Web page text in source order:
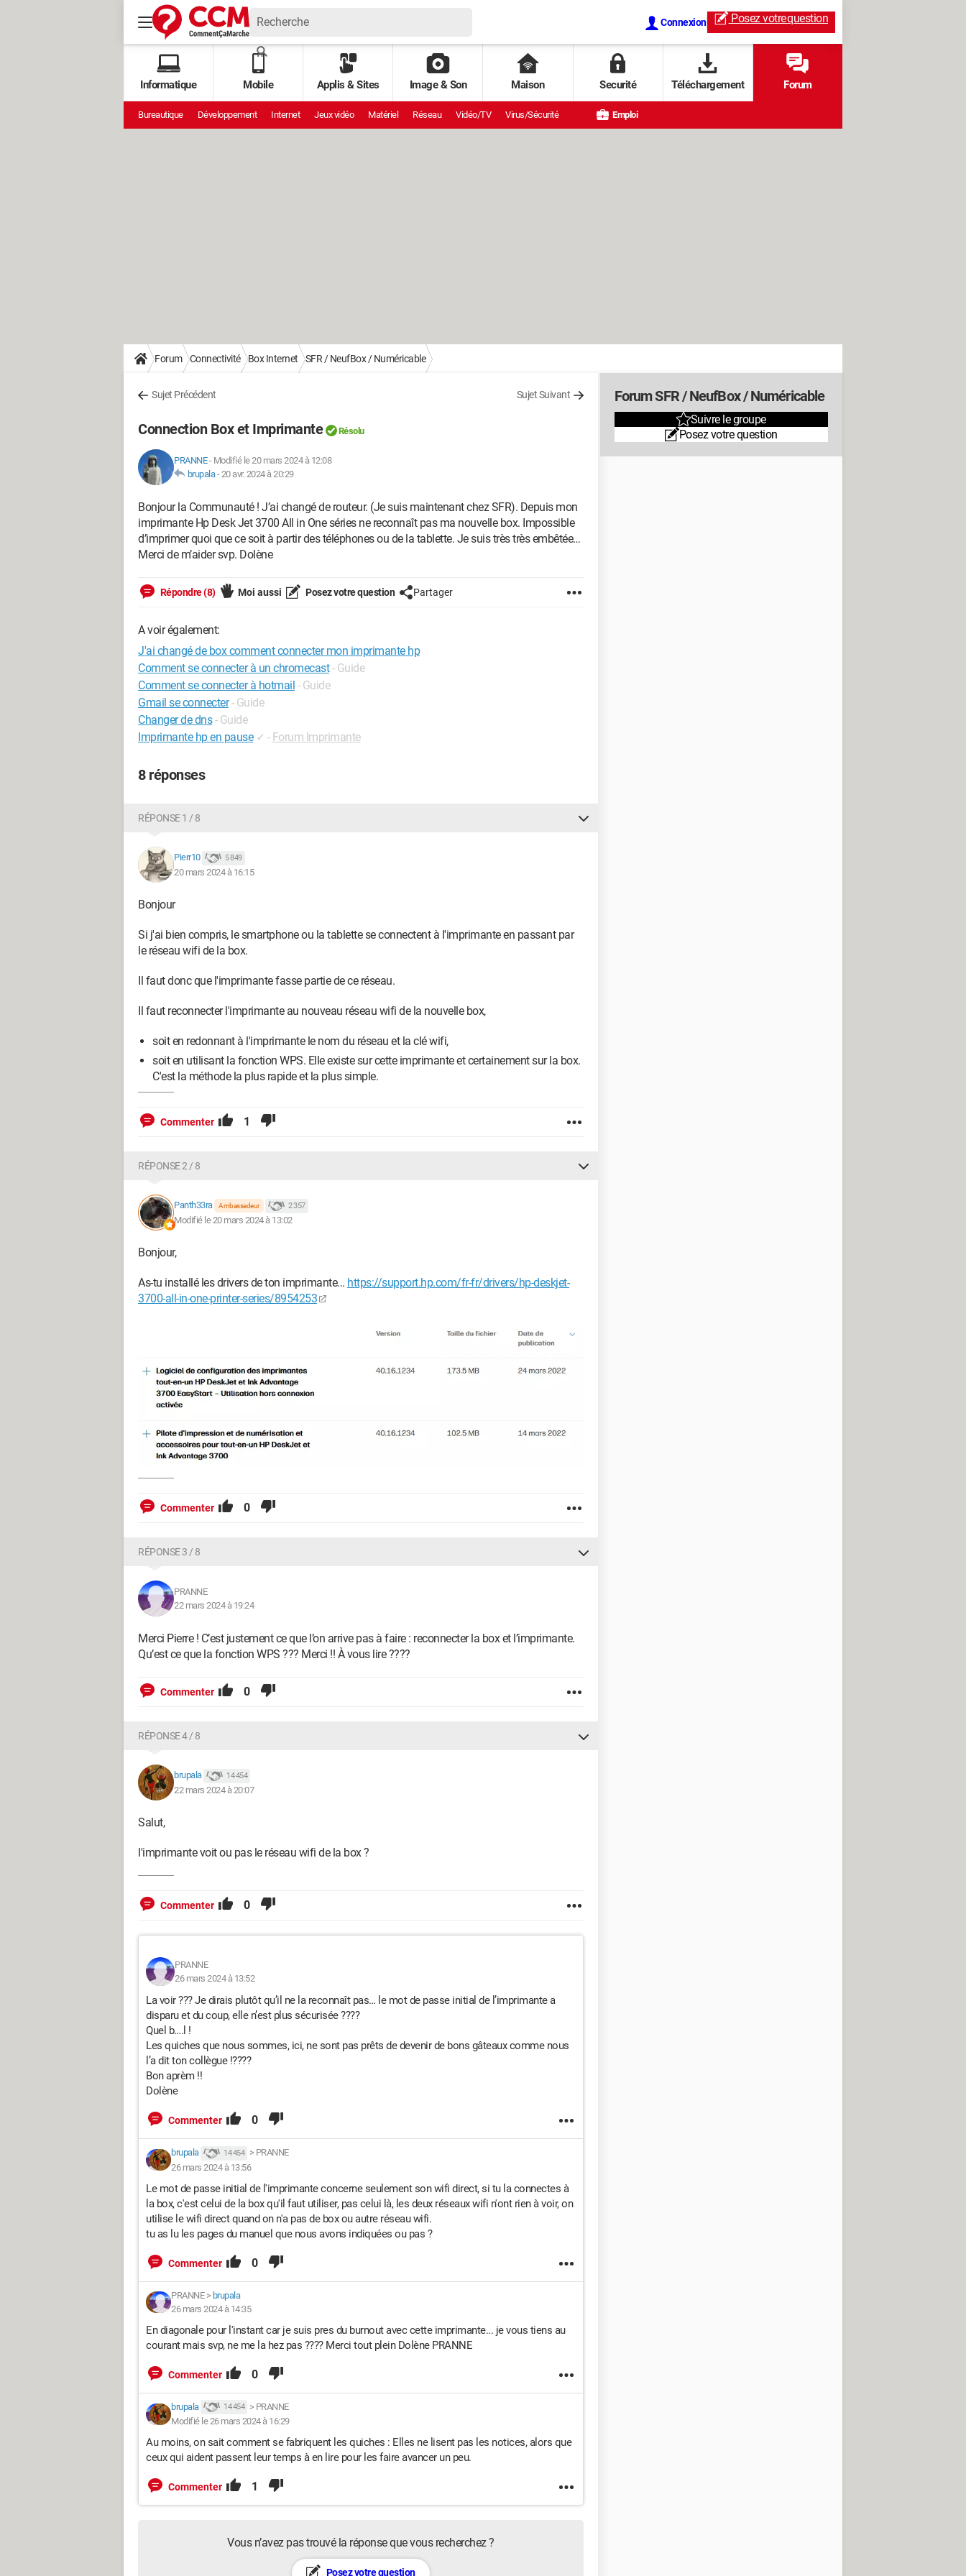
Connexion Posez votrequestion
Informatique Mobile Applis & Sites Image & Son Maison Securité Téléchargement Forum
Bureautique Développement Internet Jeux vidéo Matériel Réseau Vidéo/TV Virus/Sécurité Emploi
Forum Connectivité Box Internet SFR / NeufBox / Numéricable
Sujet Précédent Sujet Suivant
Connection Box et Imprimante Résolu
PRANNE- Modifié le 20 mars 2024 à 12:08
brupala-20 avr. 2024 à 20:29
Bonjour la Communauté ! J’ai changé de routeur. (Je suis maintenant chez SFR). Depuis mon
imprimante Hp Desk Jet 3700 All in One séries ne reconnaît pas ma nouvelle box. Impossible
d’imprimer quoi que ce soit à partir des téléphones ou de la tablette. Je suis très très embêtée…
Merci de m’aider svp. Dolène
Répondre (8) Moi aussi Posez votre question Partager
A voir également:
J'ai changé de box comment connecter mon imprimante hp
Comment se connecter à un chromecast - Guide
Comment se connecter à hotmail - Guide
Gmail se connecter - Guide
Changer de dns - Guide
Imprimante hp en pause ✓ - Forum Imprimante
8 réponses
RÉPONSE 1 / 8
Pierr10 5 849
20 mars 2024 à 16:15
Bonjour
Si j'ai bien compris, le smartphone ou la tablette se connectent à l'imprimante en passant par
le réseau wifi de la box.
Il faut donc que l'imprimante fasse partie de ce réseau.
Il faut reconnecter l'imprimante au nouveau réseau wifi de la nouvelle box,
soit en redonnant à l'imprimante le nom du réseau et la clé wifi,
soit en utilisant la fonction WPS. Elle existe sur cette imprimante et certainement sur la box.
C'est la méthode la plus rapide et la plus simple.
Commenter 1
RÉPONSE 2 / 8
Panth33ra Ambassadeur 2 357
Modifié le 20 mars 2024 à 13:02
Bonjour,
As-tu installé les drivers de ton imprimante... https://support.hp.com/fr-fr/drivers/hp-deskjet-
3700-all-in-one-printer-series/8954253
Commenter 0
RÉPONSE 3 / 8
PRANNE
22 mars 2024 à 19:24
Merci Pierre ! C’est justement ce que l’on arrive pas à faire : reconnecter la box et l’imprimante.
Qu’est ce que la fonction WPS ??? Merci !! À vous lire ????
Commenter 0
RÉPONSE 4 / 8
brupala 14 454
22 mars 2024 à 20:07
Salut,
l'imprimante voit ou pas le réseau wifi de la box ?
Commenter 0
PRANNE
26 mars 2024 à 13:52
La voir ??? Je dirais plutôt qu’il ne la reconnaît pas… le mot de passe initial de l’imprimante a
disparu et du coup, elle n’est plus sécurisée ????
Quel b….l !
Les quiches que nous sommes, ici, ne sont pas prêts de devenir de bons gâteaux comme nous
l’a dit ton collègue !????
Bon aprèm !!
Dolène
Commenter 0
brupala 14 454 > PRANNE
26 mars 2024 à 13:56
Le mot de passe initial de l'imprimante concerne seulement son wifi direct, si tu la connectes à
la box, c'est celui de la box qu'il faut utiliser, pas celui là, les deux réseaux wifi n'ont rien à voir, on
utilise le wifi direct quand on n'a pas de box ou autre réseau wifi.
tu as lu les pages du manuel que nous avons indiquées ou pas ?
Commenter 0
PRANNE> brupala
26 mars 2024 à 14:35
En diagonale pour l'instant car je suis pres du burnout avec cette imprimante... je vous tiens au
courant mais svp, ne me la hez pas ???? Merci tout plein Dolène PRANNE
Commenter 0
brupala 14 454 > PRANNE
Modifié le 26 mars 2024 à 16:29
Au moins, on sait comment se fabriquent les quiches : Elles ne lisent pas les notices, alors que
ceux qui aident passent leur temps à en lire pour les faire avancer un peu.
Commenter 1
Vous n’avez pas trouvé la réponse que vous recherchez ?
Posez votre question
Forum SFR / NeufBox / Numéricable
Suivre le groupe
Posez votre question